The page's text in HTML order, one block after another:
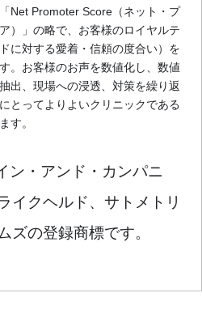
Net Promoter Score（ネット・プ
）」の略で、お客様のロイヤルテ
に対する愛着・信頼の度合い）を
。お客様のお声を数値化し、数値
出、現場への浸透、対策を繰り返
とってよりよいクリニックである
す。
・アンド・カンパニ
イクヘルド、サトメトリ
ズの登録商標です。